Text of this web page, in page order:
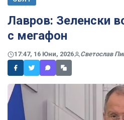
Лавров: Зеленски
с мегафон
17:47, 16 Юни, 2026 Светослав